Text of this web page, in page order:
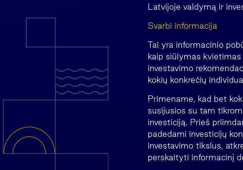
Latvijoje valdymą ir
Svarbi informacija
Tai yra informacinio
kaip siūlymas
investavimo
kokių konkrečių
Primename, kad bet
susijusios su tam
investiciją. Prieš
padedami investicijų
investavimo tikslus,
perskaityti informacinį